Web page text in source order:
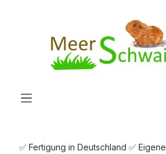
✅ Fertigung in Deutschland ✅